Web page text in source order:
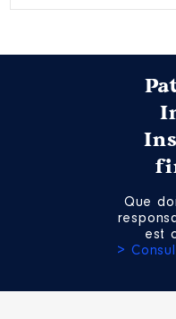
Que
est
>